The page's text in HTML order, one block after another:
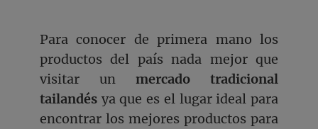
Para conocer de primera mano los
productos del país nada mejor que
visitar un mercado tradicional
tailandés ya que es el lugar ideal para
encontrar los mejores productos para